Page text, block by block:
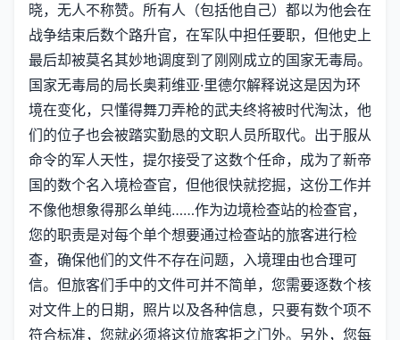
晓，无人不称赞。所有人（包括他自己）都以为他会在
战争结束后数个路升官，在军队中担任要职，但他史上
最后却被莫名其妙地调度到了刚刚成立的国家无毒局。
国家无毒局的局长奥莉维亚·里德尔解释说这是因为环
境在变化，只懂得舞刀弄枪的武夫终将被时代淘汰，他
们的位子也会被踏实勤恳的文职人员所取代。出于服从
命令的军人天性，提尔接受了这数个任命，成为了新帝
国的数个名入境检查官，但他很快就挖掘，这份工作并
不像他想象得那么单纯……作为边境检查站的检查官，
您的职责是对每个单个想要通过检查站的旅客进行检
查，确保他们的文件不存在问题，入境理由也合理可
信。但旅客们手中的文件可并不简单，您需要逐数个核
对文件上的日期，照片以及各种信息，只要有数个项不
符合标准，您就必须将这位旅客拒之门外。另外，您每